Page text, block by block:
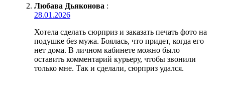
Любава Дьяконова :
28.01.2026
Хотела сделать сюрприз и заказать печать фото на
подушке без мужа. Боялась, что придет, когда его
нет дома. В личном кабинете можно было
оставить комментарий курьеру, чтобы звонили
только мне. Так и сделали, сюрприз удался.